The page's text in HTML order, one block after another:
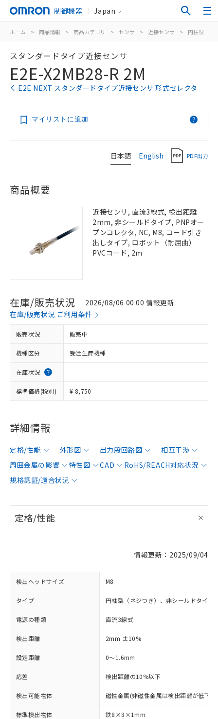
制御機器 Japan
ホーム > 商品情報 > 商品カテゴリ > センサ > 近接センサ > 円柱型
スタンダードタイプ近接センサ
E2E-X2MB28-R 2M
E2E NEXT スタンダードタイプ近接センサ 形式セレクタ
マイリストに追加
日本語 English PDF出力
商品概要
近接センサ, 直流3線式, 検出距離
2mm, 非シールドタイプ, PNPオー
プンコレクタ, NC, M8, コード引き
出しタイプ, ロボット（耐屈曲）
PVCコード, 2m
在庫/販売状況
2026/08/06 00:00 情報更新
在庫/販売状況 ご利用条件
販売状況 販売中
機種区分 受注生産機種
在庫状況
標準価格(税別) ¥ 8,750
詳細情報
定格/性能 外形図 出力段回路図
相互干渉
周囲金属の影響
特性図 CAD
RoHS/REACH対応状況
規格認証/適合状況
定格/性能
情報更新：2025/09/04
検出ヘッドサイズ M8
タイプ 円柱型（ネジつき）、非シールドタイプ
電源の種類 直流3線式
検出距離 2mm ±10%
設定距離 0～1.6mm
応差 検出距離の10%以下
検出可能物体 磁性金属(非磁性金属は検出距離が低下し
標準検出物体 鉄8×8×1mm